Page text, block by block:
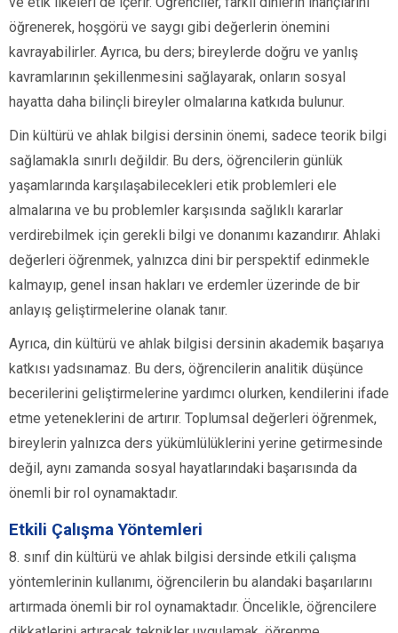
öğrenerek, hoşgörü ve saygı gibi değerlerin önemini
kavrayabilirler. Ayrıca, bu ders; bireylerde doğru ve yanlış
kavramlarının şekillenmesini sağlayarak, onların sosyal
hayatta daha bilinçli bireyler olmalarına katkıda bulunur.
Din kültürü ve ahlak bilgisi dersinin önemi, sadece teorik bilgi
sağlamakla sınırlı değildir. Bu ders, öğrencilerin günlük
yaşamlarında karşılaşabilecekleri etik problemleri ele
almalarına ve bu problemler karşısında sağlıklı kararlar
verdirebilmek için gerekli bilgi ve donanımı kazandırır. Ahlaki
değerleri öğrenmek, yalnızca dini bir perspektif edinmekle
kalmayıp, genel insan hakları ve erdemler üzerinde de bir
anlayış geliştirmelerine olanak tanır.
Ayrıca, din kültürü ve ahlak bilgisi dersinin akademik başarıya
katkısı yadsınamaz. Bu ders, öğrencilerin analitik düşünce
becerilerini geliştirmelerine yardımcı olurken, kendilerini ifade
etme yeteneklerini de artırır. Toplumsal değerleri öğrenmek,
bireylerin yalnızca ders yükümlülüklerini yerine getirmesinde
değil, aynı zamanda sosyal hayatlarındaki başarısında da
önemli bir rol oynamaktadır.
Etkili Çalışma Yöntemleri
8. sınıf din kültürü ve ahlak bilgisi dersinde etkili çalışma
yöntemlerinin kullanımı, öğrencilerin bu alandaki başarılarını
artırmada önemli bir rol oynamaktadır. Öncelikle, öğrencilere